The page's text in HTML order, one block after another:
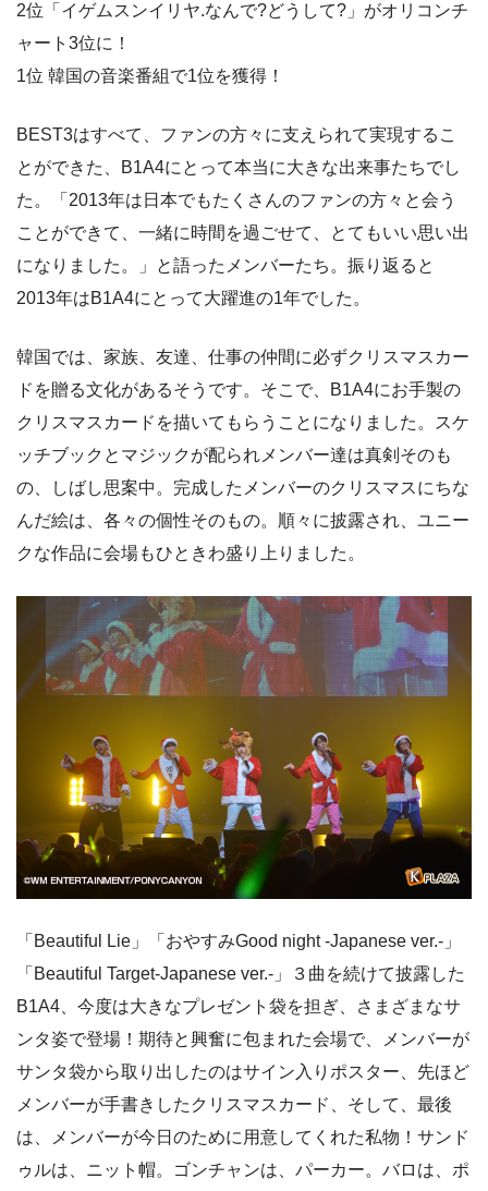
2位「イゲムスンイリヤ.なんで?どうして?」がオリコンチ
ャート3位に！
1位 韓国の音楽番組で1位を獲得！
BEST3はすべて、ファンの方々に支えられて実現するこ
とができた、B1A4にとって本当に大きな出来事たちでし
た。「2013年は日本でもたくさんのファンの方々と会う
ことができて、一緒に時間を過ごせて、とてもいい思い出
になりました。」と語ったメンバーたち。振り返ると
2013年はB1A4にとって大躍進の1年でした。
韓国では、家族、友達、仕事の仲間に必ずクリスマスカー
ドを贈る文化があるそうです。そこで、B1A4にお手製の
クリスマスカードを描いてもらうことになりました。スケ
ッチブックとマジックが配られメンバー達は真剣そのも
の、しばし思案中。完成したメンバーのクリスマスにちな
んだ絵は、各々の個性そのもの。順々に披露され、ユニー
クな作品に会場もひときわ盛り上りました。
「Beautiful Lie」「おやすみGood night -Japanese ver.-」
「Beautiful Target-Japanese ver.-」３曲を続けて披露した
B1A4、今度は大きなプレゼント袋を担ぎ、さまざまなサ
ンタ姿で登場！期待と興奮に包まれた会場で、メンバーが
サンタ袋から取り出したのはサイン入りポスター、先ほど
メンバーが手書きしたクリスマスカード、そして、最後
は、メンバーが今日のために用意してくれた私物！サンド
ゥルは、ニット帽。ゴンチャンは、パーカー。バロは、ポ